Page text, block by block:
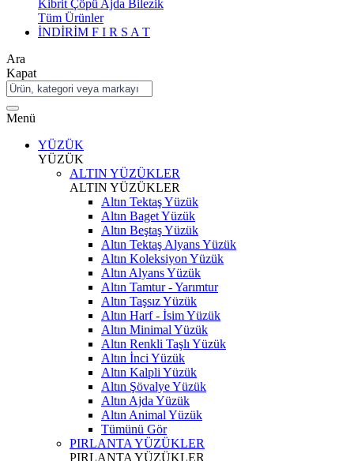
Kibrit Çöpü Ajda Bilezik
Tüm Ürünler
İNDİRİM F I R S A T
Ara
Kapat
Menü
YÜZÜK
YÜZÜK
ALTIN YÜZÜKLER
ALTIN YÜZÜKLER
Altın Tektaş Yüzük
Altın Baget Yüzük
Altın Beştaş Yüzük
Altın Tektaş Alyans Yüzük
Altın Koleksiyon Yüzük
Altın Alyans Yüzük
Altın Tamtur - Yarımtur
Altın Taşsız Yüzük
Altın Harf - İsim Yüzük
Altın Minimal Yüzük
Altın Renkli Taşlı Yüzük
Altın İnci Yüzük
Altın Kalpli Yüzük
Altın Şövalye Yüzük
Altın Ajda Yüzük
Altın Animal Yüzük
Tümünü Gör
PIRLANTA YÜZÜKLER
PIRLANTA YÜZÜKLER